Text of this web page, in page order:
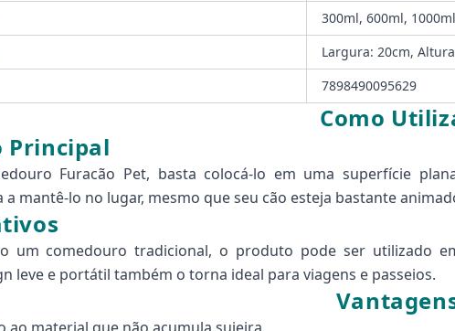
300ml, 600ml,
Largura: 20cm,
7898490095629
Como
Principal
Furacão Pet, basta colocá-lo em uma superfície
mantê-lo no lugar, mesmo que seu cão esteja bastante
um comedouro tradicional, o produto pode ser utilizado
leve e portátil também o torna ideal para viagens e passeios.